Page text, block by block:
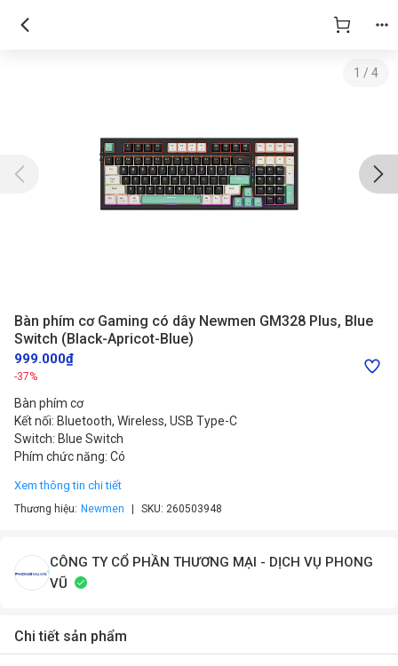
1 / 4
Bàn phím cơ Gaming có dây Newmen GM328 Plus, Blue
Switch (Black-Apricot-Blue)
999.000₫
-37%
Bàn phím cơ
Kết nối: Bluetooth, Wireless, USB Type-C
Switch: Blue Switch
Phím chức năng: Có
Xem thông tin chi tiết
Thương hiệu: Newmen SKU: 260503948
CÔNG TY CỔ PHẦN THƯƠNG MẠI - DỊCH VỤ PHONG
VŨ
Chi tiết sản phẩm